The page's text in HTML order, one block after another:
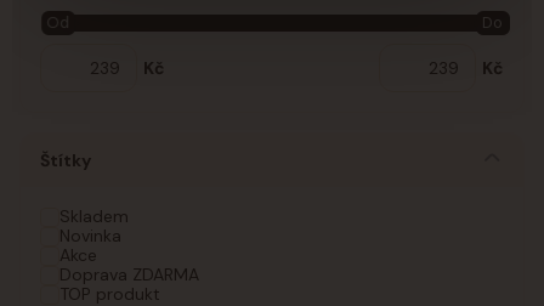
Kč
Od Do
Kč
Štítky
Skladem
Novinka
Akce
Doprava ZDARMA
TOP produkt